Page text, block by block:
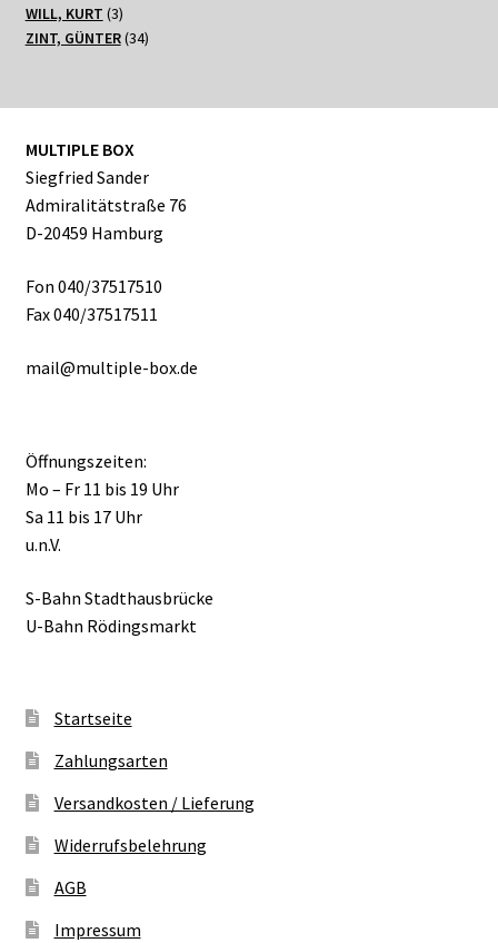
WILL, KURT 33
Produkte
ZINT, GÜNTER 3434
MULTIPLE BOX
Siegfried Sander
Admiralitätstraße 76
D-20459 Hamburg
Fon 040/37517510
Fax 040/37517511
mail@multiple-box.de
Öffnungszeiten:
Mo – Fr 11 bis 19 Uhr
Sa 11 bis 17 Uhr
u.n.V.
S-Bahn Stadthausbrücke
U-Bahn Rödingsmarkt
Startseite
Zahlungsarten
Versandkosten / Lieferung
Widerrufsbelehrung
AGB
Impressum